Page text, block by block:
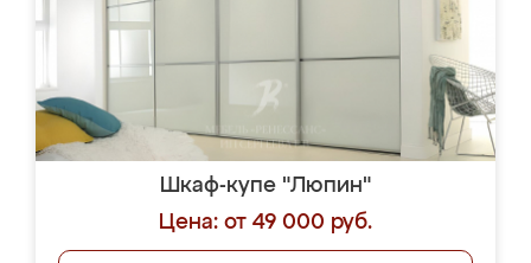
Шкаф-купе "Люпин"
Цена: от 49 000 руб.